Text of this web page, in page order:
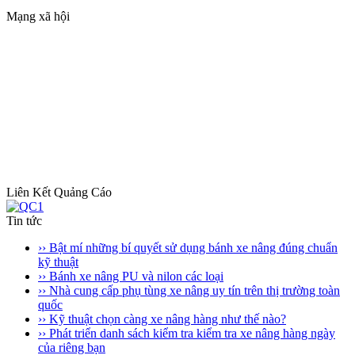
Mạng xã hội
Liên Kết Quảng Cáo
Tin tức
›› Bật mí những bí quyết sử dụng bánh xe nâng đúng chuẩn
kỹ thuật
›› Bánh xe nâng PU và nilon các loại
›› Nhà cung cấp phụ tùng xe nâng uy tín trên thị trường toàn
quốc
›› Kỹ thuật chọn càng xe nâng hàng như thế nào?
›› Phát triển danh sách kiểm tra kiểm tra xe nâng hàng ngày
của riêng bạn